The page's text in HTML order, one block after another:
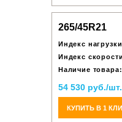
265/45R21
Индекс
Индекс
Наличие товара:
54 530 руб./шт.
КУПИТЬ В 1